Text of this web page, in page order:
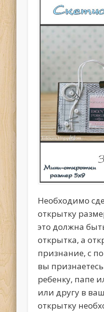
Необходимо
открытку
это должна
открытка, а
признание, с
вы
ребенку, папе
или другу в
открытку